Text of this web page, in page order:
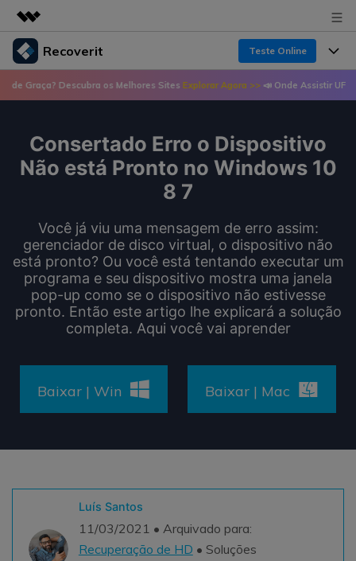
Produtos em destaque
Criatividade digital com IA generativa
Negócios
Visão geral
Soluções
Sobre nós
Loja
Suporte
Recoverit Teste Online
Produtos
Recoverit para Windows
Uma ferramenta líder de recuperação de dados
Teste Grátis
Recoverit para Mac
Recupere dados ilimitados do sistema Mac
Teste Grátis
Recursos
Recuperar arquivos de mídia
Recuperação de dispositivos
VERIFIQUE TODOS OS RECURSOS
Soluções de arquivos
Soluções para computadores
Soluções para armazenamento
Soluções de backup
ENCONTRAR MAIS SOLUÇÕES
Porque Recoverit
Especialista em recuperação de dados
Histórias de usuários
Guide
search
Descubra os Melhores SitesExplorar Agora >> 📣 Onde Assistir UFC de Graça?
Consertado Erro o Dispositivo
Não está Pronto no Windows 10
8 7
Você já viu uma mensagem de erro assim:
gerenciador de disco virtual, o dispositivo não
está pronto? Ou você está tentando executar um
programa e seu dispositivo mostra uma janela
pop-up como se o dispositivo não estivesse
pronto. Então este artigo lhe explicará a solução
completa. Aqui você vai aprender
Baixar | Win Baixar | Mac
Luís Santos
11/03/2021 • Arquivado para:
Recuperação de HD • Soluções